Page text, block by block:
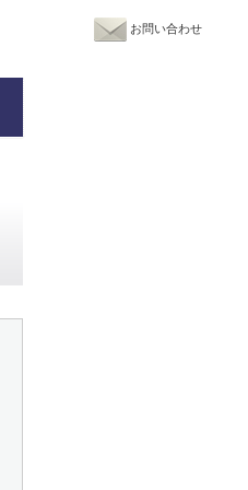
お問い合わせ